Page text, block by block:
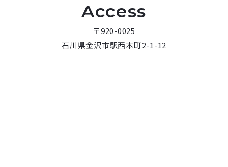
Access
〒920-0025
石川県金沢市駅西本町2-1-12